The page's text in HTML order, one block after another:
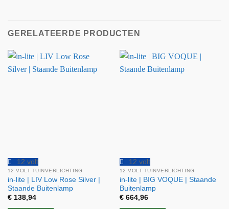
GERELATEERDE PRODUCTEN
12 volt
12 VOLT TUINVERLICHTING
in-lite | LIV Low Rose Silver |
Staande Buitenlamp
€138,94
12 volt
12 VOLT TUINVERLICHTING
in-lite | BIG VOQUE | Staande
Buitenlamp
€664,96